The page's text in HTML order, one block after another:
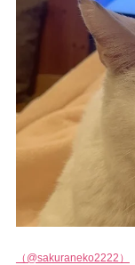
（@sakuraneko2222）